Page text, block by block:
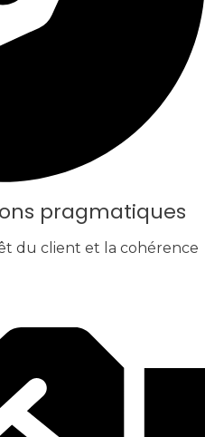
pragmatiques
du client et la cohérence